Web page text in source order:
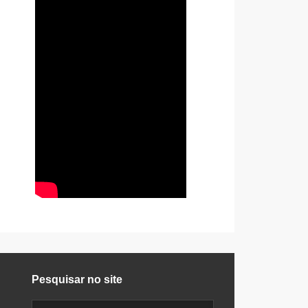
Pesquisar no site